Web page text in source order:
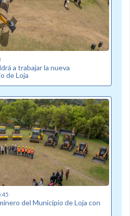
a trabajar la nueva
de Loja
del Municipio de Loja con